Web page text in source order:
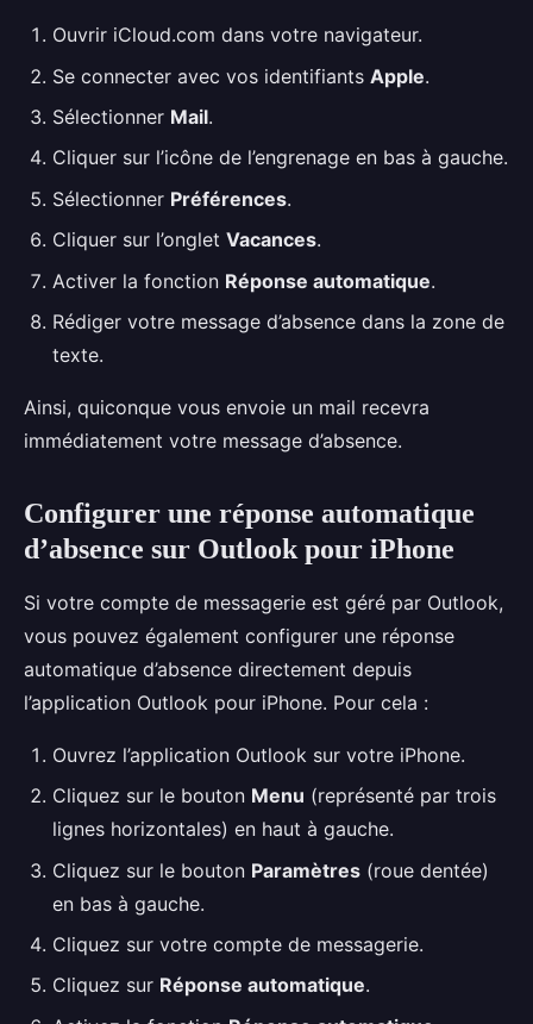
Ouvrir iCloud.com dans votre navigateur.
Se connecter avec vos identifiants Apple.
Sélectionner Mail.
Cliquer sur l’icône de l’engrenage en bas à gauche.
Sélectionner Préférences.
Cliquer sur l’onglet Vacances.
Activer la fonction Réponse automatique.
Rédiger votre message d’absence dans la zone de
texte.
Ainsi, quiconque vous envoie un mail recevra
immédiatement votre message d’absence.
Configurer une réponse automatique
d’absence sur Outlook pour iPhone
Si votre compte de messagerie est géré par Outlook,
vous pouvez également configurer une réponse
automatique d’absence directement depuis
l’application Outlook pour iPhone. Pour cela :
Ouvrez l’application Outlook sur votre iPhone.
Cliquez sur le bouton Menu (représenté par trois
lignes horizontales) en haut à gauche.
Cliquez sur le bouton Paramètres (roue dentée)
en bas à gauche.
Cliquez sur votre compte de messagerie.
Cliquez sur Réponse automatique.